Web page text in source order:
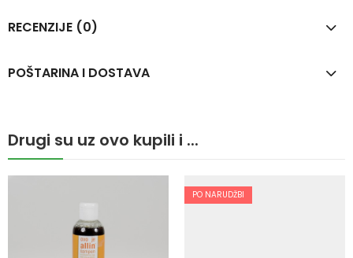
RECENZIJE (0)
POŠTARINA I DOSTAVA
Drugi su uz ovo kupili i ...
PO NARUDŽBI